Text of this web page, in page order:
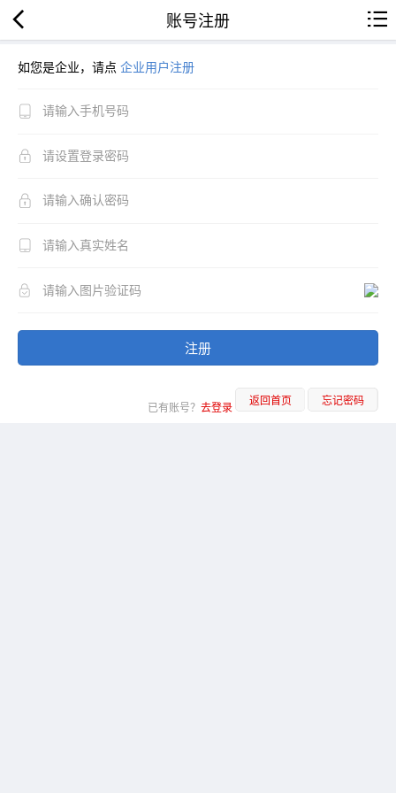
账号注册
如您是企业，请点 企业用户注册
注册
已有账号？ 去登录 返回首页 忘记密码